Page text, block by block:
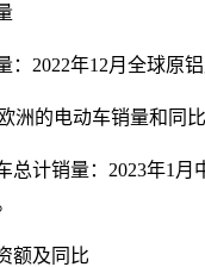
：2022年12月全球原
洲的电动车销量和同比
总计销量：2023年1月
额及同比